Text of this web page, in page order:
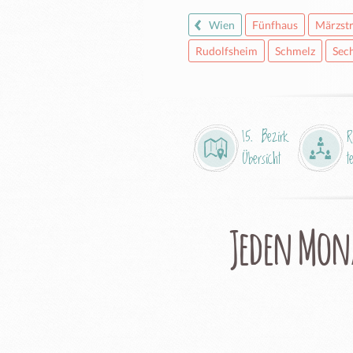
Wien Fünfhaus
Rudolfsheim
Schmelz
15. Bezirk
Übersicht
Jeden